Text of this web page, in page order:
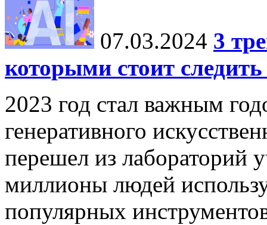
07.03.2024 3
которыми стоит следить
2023 год стал важным
генеративного
перешел из лабораторий
миллионы людей
популярных